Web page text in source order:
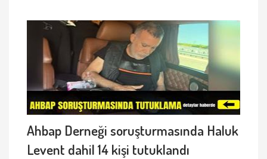
Ahbap Derneği soruşturmasında Haluk
Levent dahil 14 kişi tutuklandı